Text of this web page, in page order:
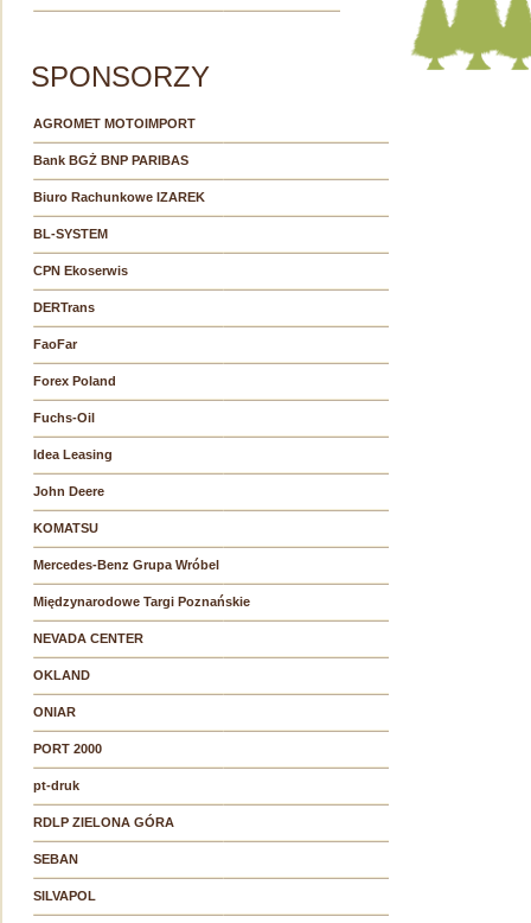
SPONSORZY
AGROMET MOTOIMPORT
Bank BGŻ BNP PARIBAS
Biuro Rachunkowe IZAREK
BL-SYSTEM
CPN Ekoserwis
DERTrans
FaoFar
Forex Poland
Fuchs-Oil
Idea Leasing
John Deere
KOMATSU
Mercedes-Benz Grupa Wróbel
Międzynarodowe Targi Poznańskie
NEVADA CENTER
OKLAND
ONIAR
PORT 2000
pt-druk
RDLP ZIELONA GÓRA
SEBAN
SILVAPOL